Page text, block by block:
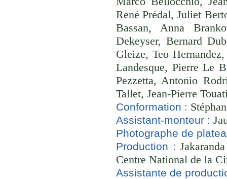
René Prédal, Juliet
Bassan, Anna
Dekeyser, Bernard
Gleize, Teo
Landesque, Pierre Le
Pezzetta, Antonio
Tallet, Jean-Pierre
Conformation :
Assistant-monteur :
Photographe de
Production :
Centre National de la
Assistante de